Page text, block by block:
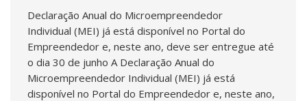
Declaração Anual do Microempreendedor
Individual (MEI) já está disponível no Portal do
Empreendedor e, neste ano, deve ser entregue até
o dia 30 de junho A Declaração Anual do
Microempreendedor Individual (MEI) já está
disponível no Portal do Empreendedor e, neste ano,